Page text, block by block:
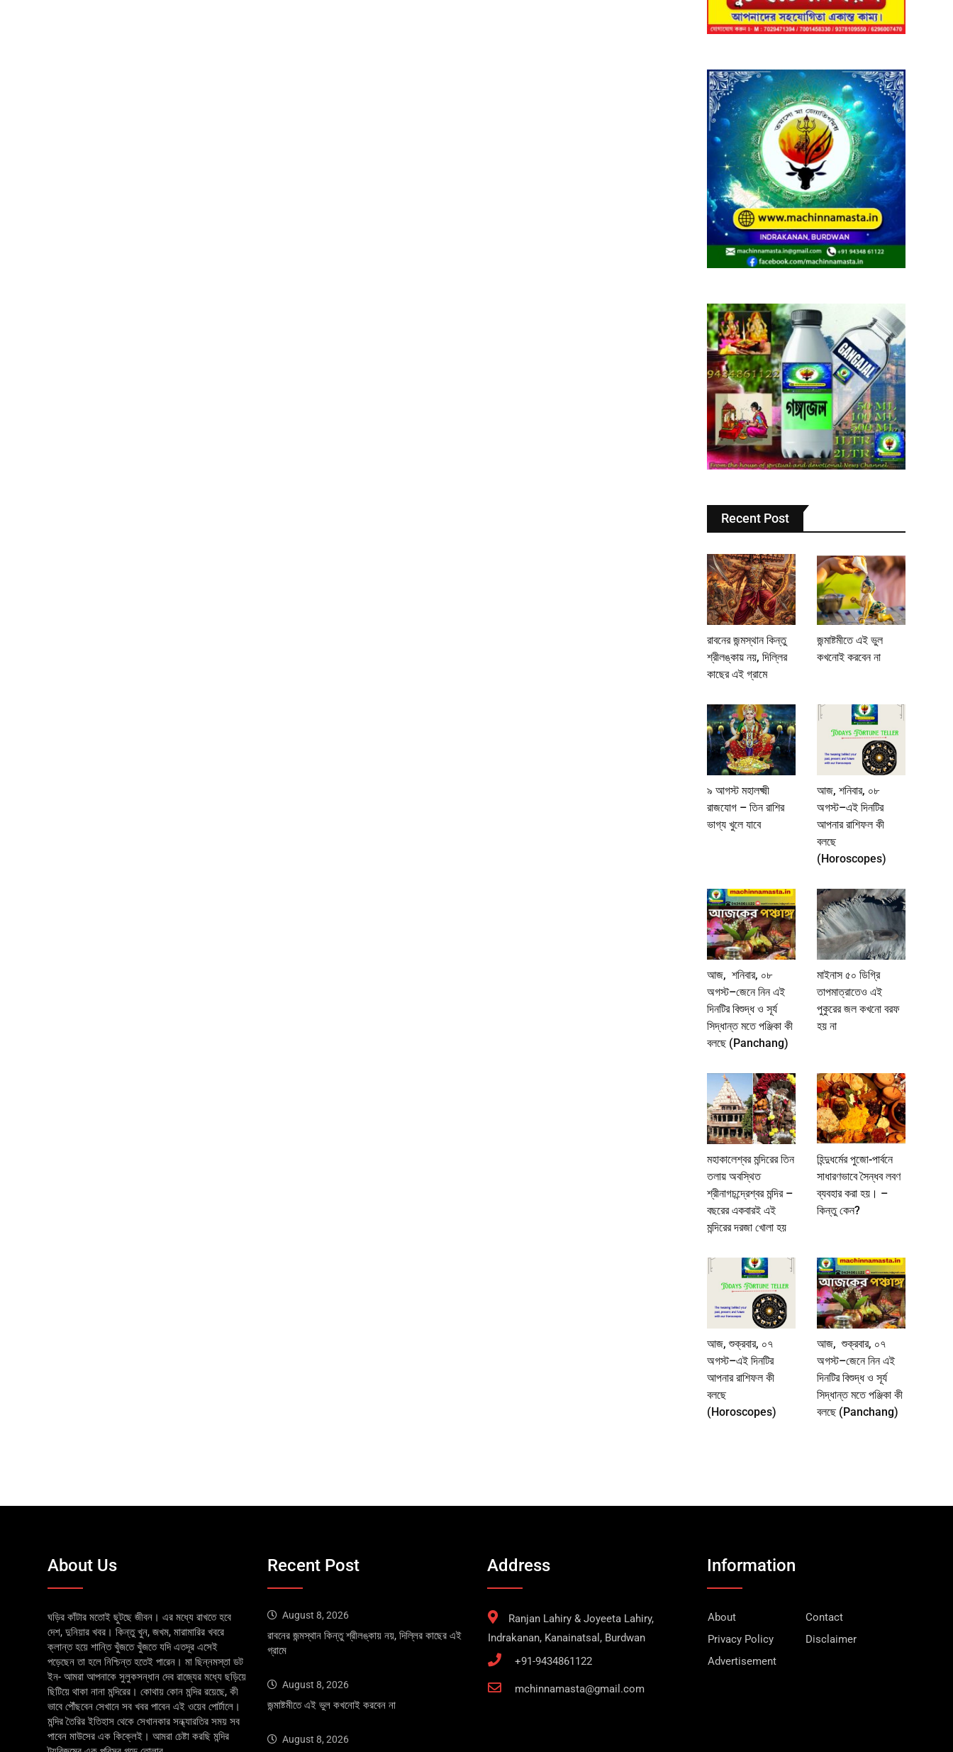
Recent Post
রাবনের জন্মস্থান কিন্তু
শ্রীলঙ্কায় নয়, দিল্লির
কাছের এই গ্রামে
জন্মাষ্টমীতে এই ভুল
কখনোই করবেন না
৯ আগস্ট মহালক্ষ্মী
রাজযোগ – তিন রাশির
ভাগ্য খুলে যাবে
আজ, শনিবার, ০৮
অগস্ট–এই দিনটির
আপনার রাশিফল কী
বলছে
(Horoscopes)
আজ, শনিবার, ০৮
অগস্ট–জেনে নিন এই
দিনটির বিশুদ্ধ ও সূর্য
সিদ্ধান্ত মতে পঞ্জিকা কী
বলছে (Panchang)
মাইনাস ৫০ ডিগ্রি
তাপমাত্রাতেও এই
পুকুরের জল কখনো বরফ
হয় না
মহাকালেশ্বর মন্দিরের তিন
তলায় অবস্থিত
শ্রীনাগচন্দ্রেশ্বর মন্দির –
বছরের একবারই এই
মন্দিরের দরজা খোলা হয়
হিন্দুধর্মের পুজো-পার্বনে
সাধারণভাবে সৈন্ধব লবণ
ব্যবহার করা হয়। –
কিন্তু কেন?
আজ, শুক্রবার, ০৭
অগস্ট–এই দিনটির
আপনার রাশিফল কী
বলছে
(Horoscopes)
আজ, শুক্রবার, ০৭
অগস্ট–জেনে নিন এই
দিনটির বিশুদ্ধ ও সূর্য
সিদ্ধান্ত মতে পঞ্জিকা কী
বলছে (Panchang)
About Us
ঘড়ির কাঁটার মতোই ছুটছে জীবন। এর মধ্যে রাখতে হবে
দেশ, দুনিয়ার খবর। কিন্তু খুন, জখম, মারামারির খবরে
ক্লান্ত হয়ে শান্তি খুঁজতে খুঁজতে যদি এতদূর এসেই
পড়েছেন তা হলে নিশ্চিন্ত হতেই পারেন। মা ছিন্নমস্তা ডট
ইন- আমরা আপনাকে সুলুকসন্ধান দেব রাজ্যের মধ্যে ছড়িয়ে
ছিটিয়ে থাকা নানা মন্দিরের। কোথায় কোন মন্দির রয়েছে, কী
ভাবে পৌঁছবেন সেখানে সব খবর পাবেন এই ওয়েব পোর্টালে।
মন্দির তৈরির ইতিহাস থেকে সেখানকার সন্ধ্যারতির সময় সব
পাবেন মাউসের এক কিক্লেই। আমরা চেষ্টা করছি মন্দির
Recent Post
August 8, 2026
রাবনের জন্মস্থান কিন্তু শ্রীলঙ্কায় নয়, দিল্লির কাছের এই
গ্রামে
August 8, 2026
জন্মাষ্টমীতে এই ভুল কখনোই করবেন না
August 8, 2026
Address
Ranjan Lahiry & Joyeeta Lahiry,
Indrakanan, Kanainatsal, Burdwan
+91-9434861122
mchinnamasta@gmail.com
Information
About
Contact
Privacy Policy
Disclaimer
Advertisement